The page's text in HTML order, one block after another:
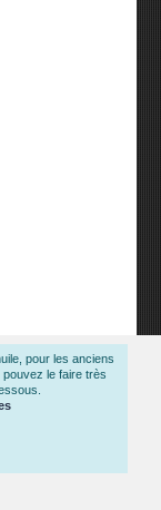
pour les anciens
le faire très